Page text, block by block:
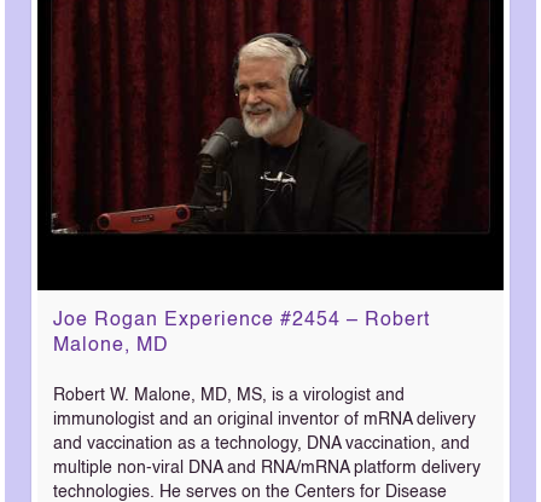
Joe Rogan Experience #2454 – Robert
Malone, MD
Robert W. Malone, MD, MS, is a virologist and
immunologist and an original inventor of mRNA delivery
and vaccination as a technology, DNA vaccination, and
multiple non-viral DNA and RNA/mRNA platform delivery
technologies. He serves on the Centers for Disease